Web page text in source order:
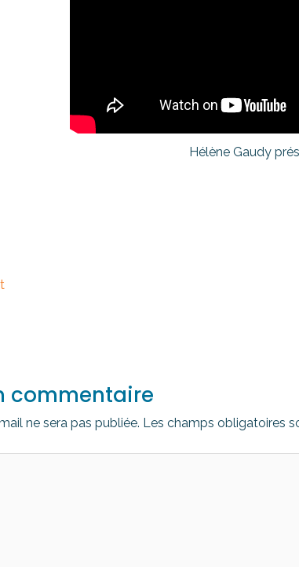
Hélène Gaudy
commentaire
ne sera pas publiée. Les champs obligatoires